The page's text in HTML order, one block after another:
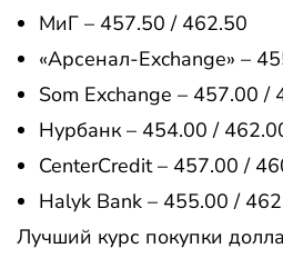
МиГ – 457.50 / 462.50
«Арсенал-Exchange» –
Som Exchange – 457.00 /
Нурбанк – 454.00 /
CenterCredit – 457.00 /
Halyk Bank – 455.00 /
Лучший курс покупки